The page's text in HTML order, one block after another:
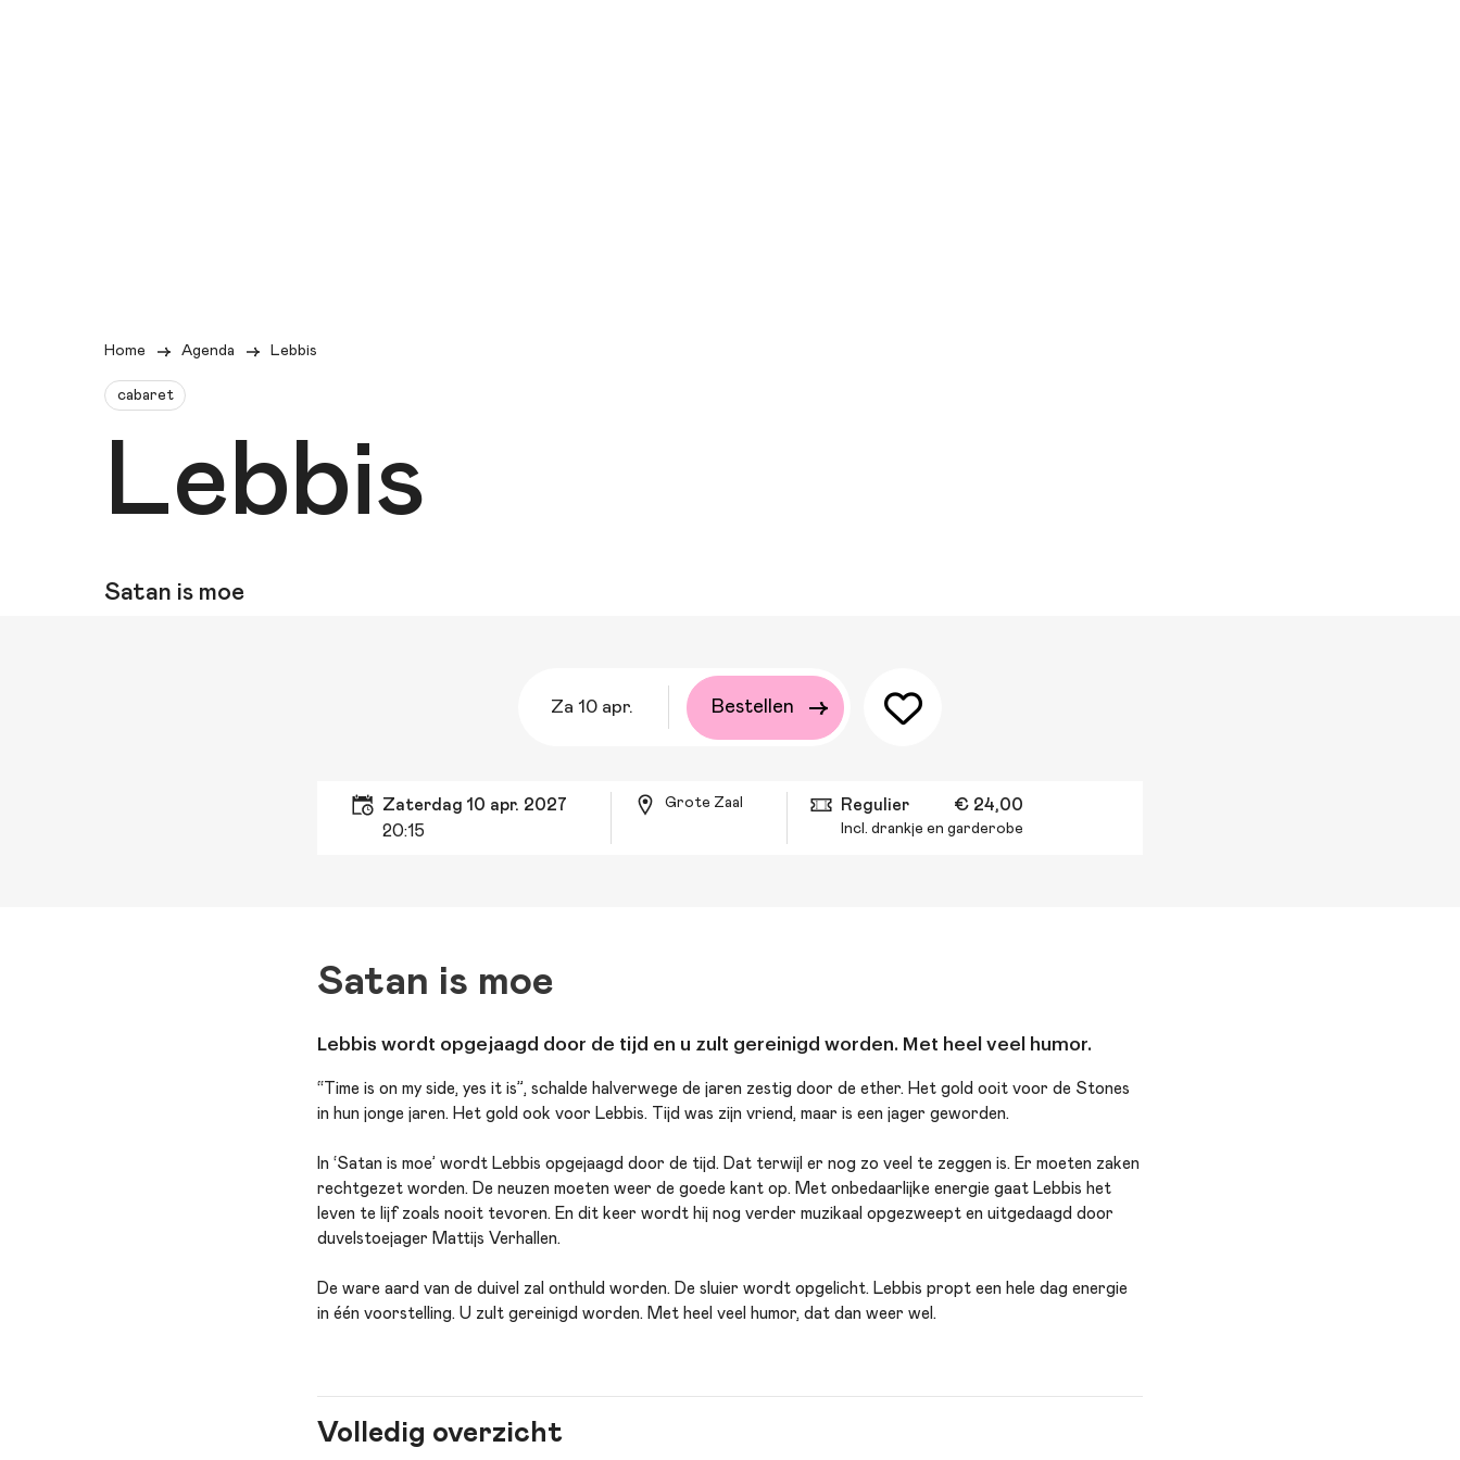
Home Agenda Lebbis
cabaret
Lebbis
Satan is moe
za 10 apr. Bestellen
zaterdag 10 apr. 2027
20:15
Grote Zaal Regulier € 24,00
Incl. drankje en garderobe
Satan is moe
Lebbis wordt opgejaagd door de tijd en u zult gereinigd worden. Met heel veel humor.
“Time is on my side, yes it is”, schalde halverwege de jaren zestig door de ether. Het gold ooit voor de Stones
in hun jonge jaren. Het gold ook voor Lebbis. Tijd was zijn vriend, maar is een jager geworden.
In ‘Satan is moe’ wordt Lebbis opgejaagd door de tijd. Dat terwijl er nog zo veel te zeggen is. Er moeten zaken
rechtgezet worden. De neuzen moeten weer de goede kant op. Met onbedaarlijke energie gaat Lebbis het
leven te lijf zoals nooit tevoren. En dit keer wordt hij nog verder muzikaal opgezweept en uitgedaagd door
duvelstoejager Mattijs Verhallen.
De ware aard van de duivel zal onthuld worden. De sluier wordt opgelicht. Lebbis propt een hele dag energie
in één voorstelling. U zult gereinigd worden. Met heel veel humor, dat dan weer wel.
Volledig overzicht